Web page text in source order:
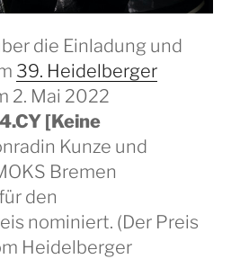
die Einladung und
39. Heidelberger
2. Mai 2022
[Keine
Kunze und
Bremen
den
nominiert. (Der Preis
Heidelberger